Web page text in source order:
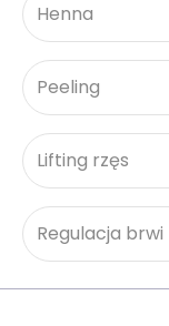
Henna
Peeling
Lifting rzęs
Regulacja brwi